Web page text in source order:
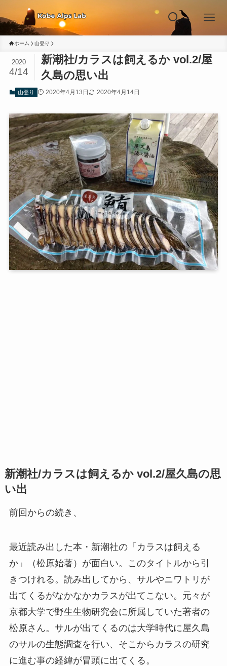
ホーム 山登り
新潮社/カラスは飼えるか vol.2/屋
久島の思い出
2020
4/14
山登り 2020年4月13日 2020年4月14日
新潮社/カラスは飼えるか vol.2/屋久島の思
い出
前回からの続き、
最近読み出した本・新潮社の「カラスは飼える
か」（松原始著）が面白い。このタイトルから引
きつけれる。読み出してから、サルやニワトリが
出てくるがなかなかカラスが出てこない。元々が
京都大学で野生生物研究会に所属していた著者の
松原さん。サルが出てくるのは大学時代に屋久島
のサルの生態調査を行い、そこからカラスの研究
に進む事の経緯が冒頭に出てくる。